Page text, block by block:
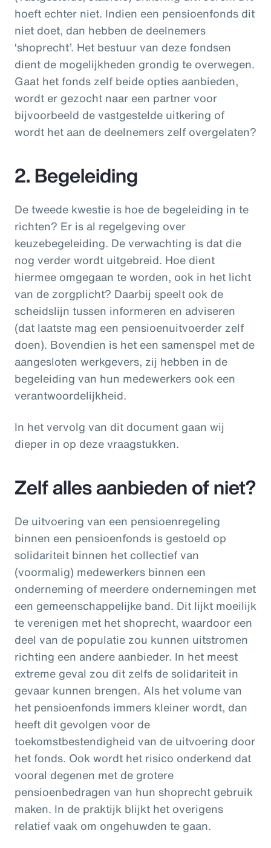
hoeft echter niet. Indien een pensioenfonds dit
niet doet, dan hebben de deelnemers
‘shoprecht’. Het bestuur van deze fondsen
dient de mogelijkheden grondig te overwegen.
Gaat het fonds zelf beide opties aanbieden,
wordt er gezocht naar een partner voor
bijvoorbeeld de vastgestelde uitkering of
wordt het aan de deelnemers zelf overgelaten?
2. Begeleiding
De tweede kwestie is hoe de begeleiding in te
richten? Er is al regelgeving over
keuzebegeleiding. De verwachting is dat die
nog verder wordt uitgebreid. Hoe dient
hiermee omgegaan te worden, ook in het licht
van de zorgplicht? Daarbij speelt ook de
scheidslijn tussen informeren en adviseren
(dat laatste mag een pensioenuitvoerder zelf
doen). Bovendien is het een samenspel met de
aangesloten werkgevers, zij hebben in de
begeleiding van hun medewerkers ook een
verantwoordelijkheid.
In het vervolg van dit document gaan wij
dieper in op deze vraagstukken.
Zelf alles aanbieden of niet?
De uitvoering van een pensioenregeling
binnen een pensioenfonds is gestoeld op
solidariteit binnen het collectief van
(voormalig) medewerkers binnen een
onderneming of meerdere ondernemingen met
een gemeenschappelijke band. Dit lijkt moeilijk
te verenigen met het shoprecht, waardoor een
deel van de populatie zou kunnen uitstromen
richting een andere aanbieder. In het meest
extreme geval zou dit zelfs de solidariteit in
gevaar kunnen brengen. Als het volume van
het pensioenfonds immers kleiner wordt, dan
heeft dit gevolgen voor de
toekomstbestendigheid van de uitvoering door
het fonds. Ook wordt het risico onderkend dat
vooral degenen met de grotere
pensioenbedragen van hun shoprecht gebruik
maken. In de praktijk blijkt het overigens
relatief vaak om ongehuwden te gaan.